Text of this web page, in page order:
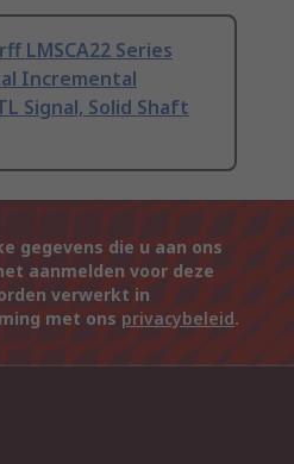
LMSCA22 Series
Incremental
Signal, Solid Shaft
gegevens die u aan ons
aanmelden voor deze
verwerkt in
met ons privacybeleid.